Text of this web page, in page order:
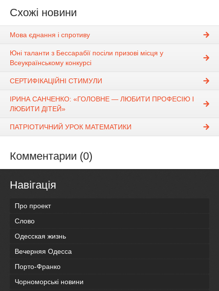
Схожі новини
Мова єднання і спротиву
Юні таланти з Бессарабії посіли призові місця у
Всеукраїнському конкурсі
СЕРТИФІКАЦІЙНІ СТИМУЛИ
ІРИНА САНЧЕНКО: «ГОЛОВНЕ — ЛЮБИТИ ПРОФЕСІЮ І
ЛЮБИТИ ДІТЕЙ»
ПАТРІОТИЧНИЙ УРОК МАТЕМАТИКИ
Комментарии (0)
Навігація
Про проект
Слово
Одесская жизнь
Вечерняя Одесса
Порто-Франко
Чорноморські новини